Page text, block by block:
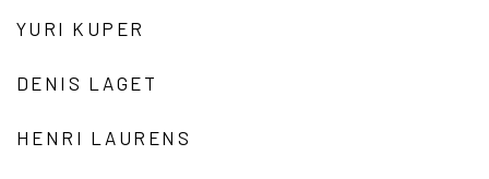
YURI KUPER
DENIS LAGET
HENRI LAURENS